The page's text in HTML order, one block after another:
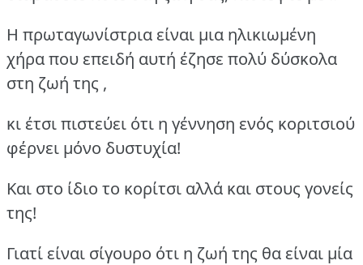
Η πρωταγωνίστρια είναι μια ηλικιωμένη
χήρα που επειδή αυτή έζησε πολύ δύσκολα
στη ζωή της ,
κι έτσι πιστεύει ότι η γέννηση ενός κοριτσιού
φέρνει μόνο δυστυχία!
Και στο ίδιο το κορίτσι αλλά και στους γονείς
της!
Γιατί είναι σίγουρο ότι η ζωή της θα είναι μία